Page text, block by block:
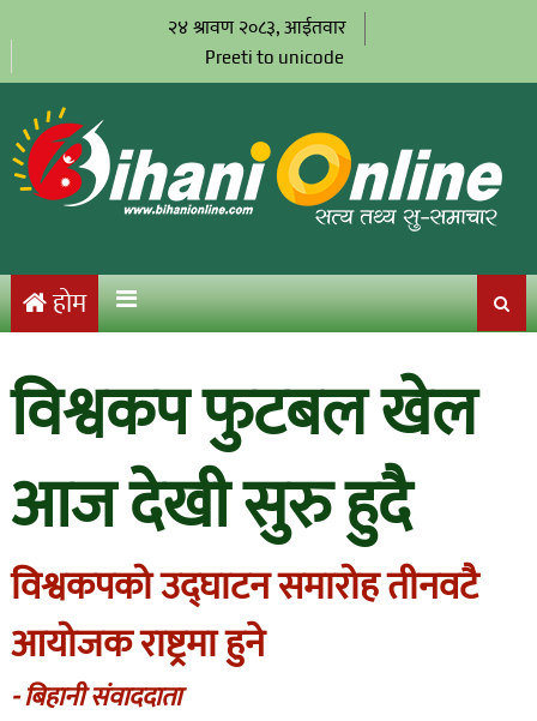
२४ श्रावण २०८३, आईतवार
Preeti to unicode
होम
विश्वकप फुटबल खेल
आज देखी सुरु हुदै
विश्वकपको उद्घाटन समारोह तीनवटै
आयोजक राष्ट्रमा हुने
- बिहानी संवाददाता